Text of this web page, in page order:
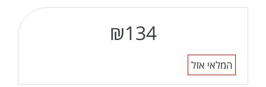
₪134
המלאי אזל